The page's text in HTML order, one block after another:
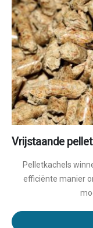
Vrijstaande
Pelletkachels
efficiënte manier